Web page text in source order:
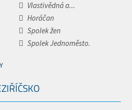
Vlastivědná a...
Horáčan
Spolek žen
Spolek Jednoměsto.